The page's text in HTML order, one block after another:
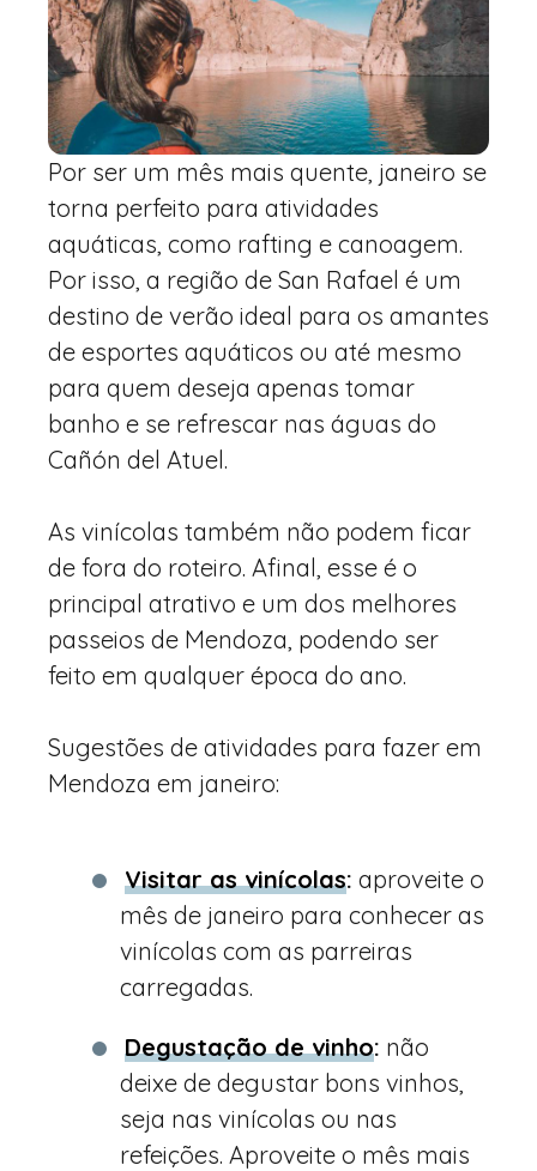
Por ser um mês mais quente, janeiro se
torna perfeito para atividades
aquáticas, como rafting e canoagem.
Por isso, a região de San Rafael é um
destino de verão ideal para os amantes
de esportes aquáticos ou até mesmo
para quem deseja apenas tomar
banho e se refrescar nas águas do
Cañón del Atuel.
As vinícolas também não podem ficar
de fora do roteiro. Afinal, esse é o
principal atrativo e um dos melhores
passeios de Mendoza, podendo ser
feito em qualquer época do ano.
Sugestões de atividades para fazer em
Mendoza em janeiro:
Visitar as vinícolas: aproveite o
mês de janeiro para conhecer as
vinícolas com as parreiras
carregadas.
Degustação de vinho: não
deixe de degustar bons vinhos,
seja nas vinícolas ou nas
refeições. Aproveite o mês mais